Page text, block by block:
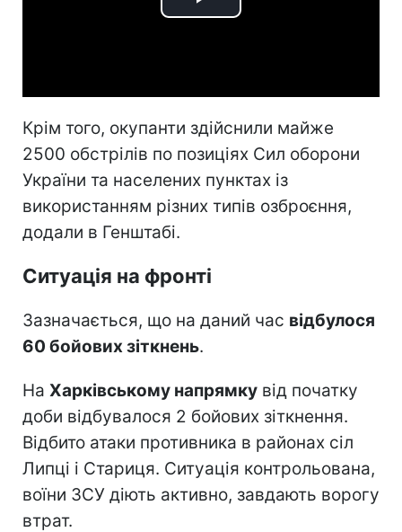
Play
Крім того, окупанти здійснили майже
2500 обстрілів по позиціях Сил оборони
України та населених пунктах із
використанням різних типів озброєння,
додали в Генштабі.
Ситуація на фронті
Зазначається, що на даний час відбулося
60 бойових зіткнень.
На Харківському напрямку від початку
доби відбувалося 2 бойових зіткнення.
Відбито атаки противника в районах сіл
Липці і Стариця. Ситуація контрольована,
воїни ЗСУ діють активно, завдають ворогу
втрат.